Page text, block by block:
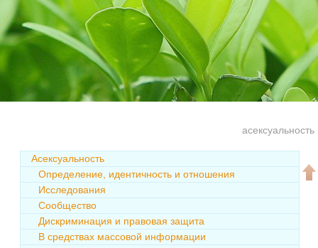
асексуальность
Асексуальность
Определение, идентичность и отношения
Исследования
Сообщество
Дискриминация и правовая защита
В средствах массовой информации